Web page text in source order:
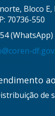
Bloco
70736-550
(WhatsApp)
de